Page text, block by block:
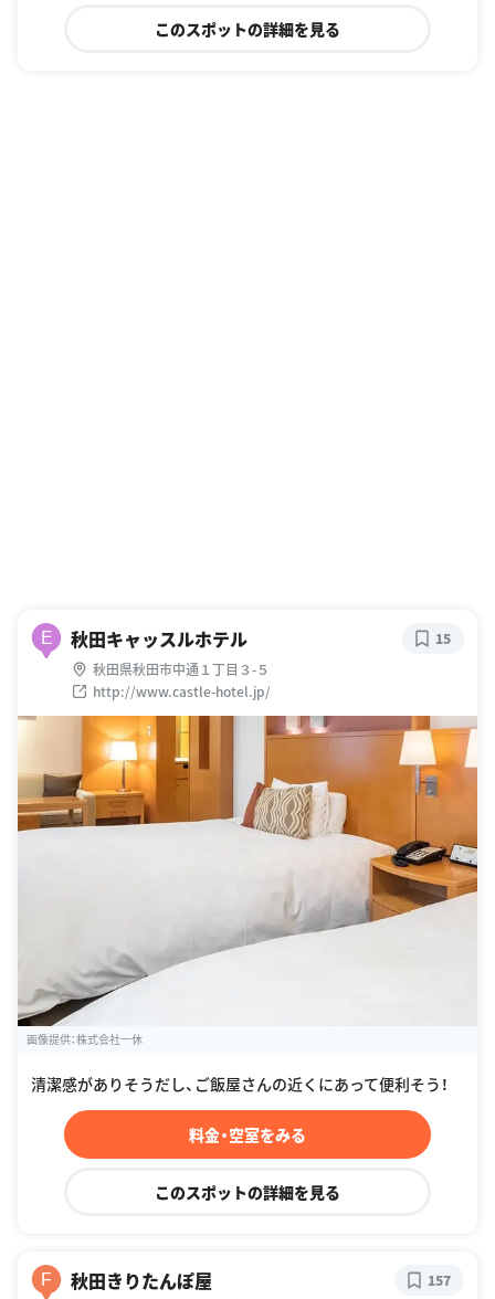
このスポットの詳細を見る
E 秋田キャッスルホテル
秋田県秋田市中通１丁目３-５
http://www.castle-hotel.jp/
15
画像提供：株式会社一休
清潔感がありそうだし、ご飯屋さんの近くにあって便利そう！
料金・空室をみる
このスポットの詳細を見る
F 秋田きりたんぽ屋 157